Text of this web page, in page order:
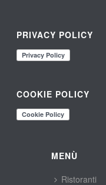
PRIVACY POLICY
COOKIE POLICY
MENÙ
Ristoranti